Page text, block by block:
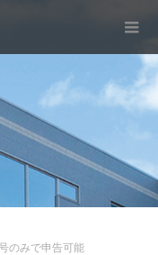
のみで申告可能